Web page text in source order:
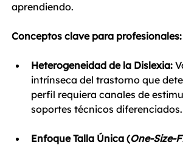
aprendiendo.
Conceptos clave para profesionales:
Heterogeneidad de la Dislexia:
intrínseca del trastorno que
perfil requiera canales de
soportes técnicos diferenciados.
Enfoque Talla Única (One-Size-